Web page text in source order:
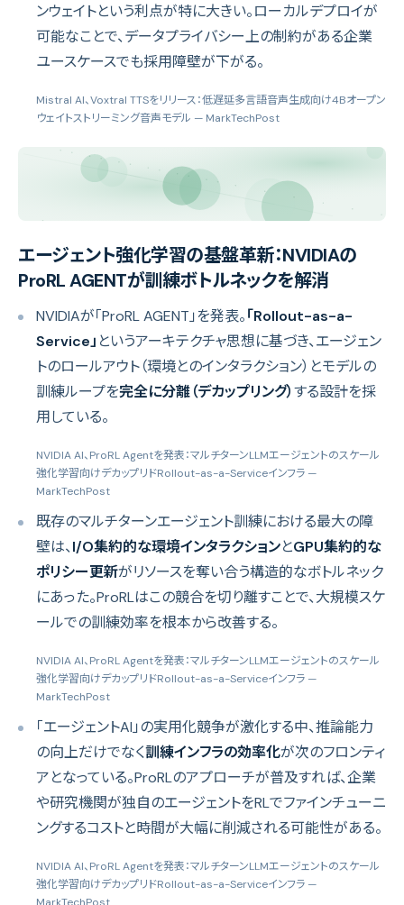
ンウェイトという利点が特に大きい。ローカルデプロイが
可能なことで、データプライバシー上の制約がある企業
ユースケースでも採用障壁が下がる。
Mistral AI、Voxtral TTSをリリース：低遅延多言語音声生成向け4Bオープン
ウェイトストリーミング音声モデル — MarkTechPost
エージェント強化学習の基盤革新：NVIDIAの
ProRL AGENTが訓練ボトルネックを解消
NVIDIAが「ProRL AGENT」を発表。「Rollout-as-a-
Service」 というアーキテクチャ思想に基づき、エージェン
トのロールアウト（環境とのインタラクション）とモデルの
訓練ループを完全に分離（デカップリング）する設計を採
用している。
NVIDIA AI、ProRL Agentを発表：マルチターンLLMエージェントのスケール
強化学習向けデカップリドRollout-as-a-Serviceインフラ —
MarkTechPost
既存のマルチターンエージェント訓練における最大の障
壁は、I/O集約的な環境インタラクションとGPU集約的な
ポリシー更新がリソースを奪い合う構造的なボトルネック
にあった。ProRLはこの競合を切り離すことで、大規模スケ
ールでの訓練効率を根本から改善する。
NVIDIA AI、ProRL Agentを発表：マルチターンLLMエージェントのスケール
強化学習向けデカップリドRollout-as-a-Serviceインフラ —
MarkTechPost
「エージェントAI」の実用化競争が激化する中、推論能力
の向上だけでなく訓練インフラの効率化が次のフロンティ
アとなっている。ProRLのアプローチが普及すれば、企業
や研究機関が独自のエージェントをRLでファインチューニ
ングするコストと時間が大幅に削減される可能性がある。
NVIDIA AI、ProRL Agentを発表：マルチターンLLMエージェントのスケール
強化学習向けデカップリドRollout-as-a-Serviceインフラ —
MarkTechPost